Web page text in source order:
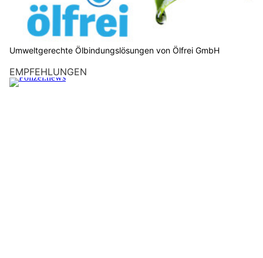
insurando.ch: Zusatzversicherung für den Gesundheitsschutz finden
Haag SG: Zwei Autos überschlagen sich nach
Frontalkollision – Mann verletzt
Am frühen Mittwochabend (08.07.2026) ist es zu einer
Frontalkollision zwischen zwei Autos gekommen.